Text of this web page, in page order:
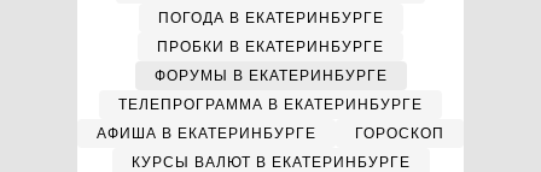
ПОГОДА В ЕКАТЕРИНБУРГЕ
ПРОБКИ В ЕКАТЕРИНБУРГЕ
ФОРУМЫ В ЕКАТЕРИНБУРГЕ
ТЕЛЕПРОГРАММА В ЕКАТЕРИНБУРГЕ
АФИША В ЕКАТЕРИНБУРГЕ
ГОРОСКОП
КУРСЫ ВАЛЮТ В ЕКАТЕРИНБУРГЕ